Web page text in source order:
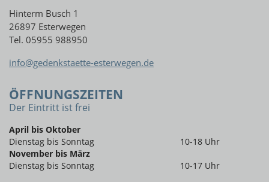
Hinterm Busch 1
26897 Esterwegen
Tel. 05955 988950
info@gedenkstaette-esterwegen.de
ÖFFNUNGSZEITEN
Der Eintritt ist frei
April bis Oktober
Dienstag bis Sonntag
10-18 Uhr
November bis März
Dienstag bis Sonntag
10-17 Uhr